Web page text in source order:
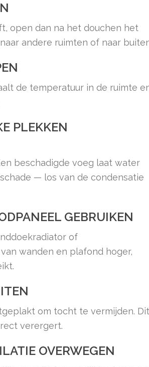
open dan na het douchen het
andere ruimten of naar
de temperatuur in de ruimte
PLEKKEN
beschadigde voeg laat water
— los van de condensatie
GEBRUIKEN
of
wanden en plafond hoger,
om tocht te vermijden. Dit
verergert.
OVERWEGEN